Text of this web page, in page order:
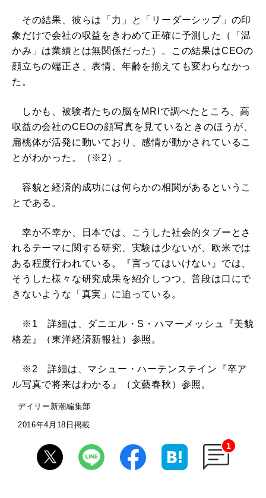
その結果、彼らは「力」と「リーダーシップ」の印
象だけで会社の収益をきわめて正確に予測した（「温
かみ」は業績とは無関係だった）。この結果はCEOの
顔立ちの端正さ、表情、年齢を揃えても変わらなかっ
た。
しかも、被験者たちの脳をMRIで調べたところ、高
収益の会社のCEOの顔写真を見ているときのほうが、
扁桃体が活発に動いており、感情が動かされているこ
とがわかった。（※2）。
容貌と経済的成功には何らかの相関があるというこ
とである。
幸か不幸か、日本では、こうした社会的タブーとさ
れるテーマに関する研究、実験は少ないが、欧米では
ある程度行われている。『言ってはいけない』では、
そうした様々な研究成果を紹介しつつ、普段は口にで
きないような「真実」に迫っている。
※1 詳細は、ダニエル・S・ハマーメッシュ『美貌
格差』（東洋経済新報社）参照。
※2 詳細は、マシュー・ハーテンステイン『卒ア
ル写真で将来はわかる』（文藝春秋）参照。
デイリー新潮編集部
2016年4月18日掲載
1